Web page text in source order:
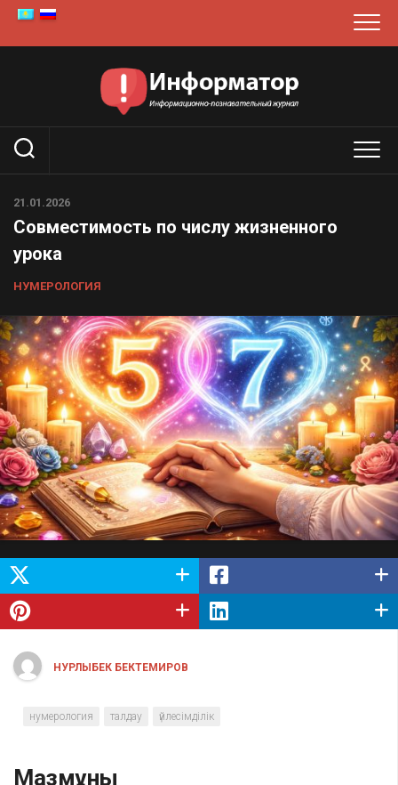
Перейти
содержанию
21.01.2026
Совместимость по числу жизненного
урока
НУМЕРОЛОГИЯ
НУРЛЫБЕК БЕКТЕМИРОВ
нумерология талдау үйлесімділік
Мазмұны